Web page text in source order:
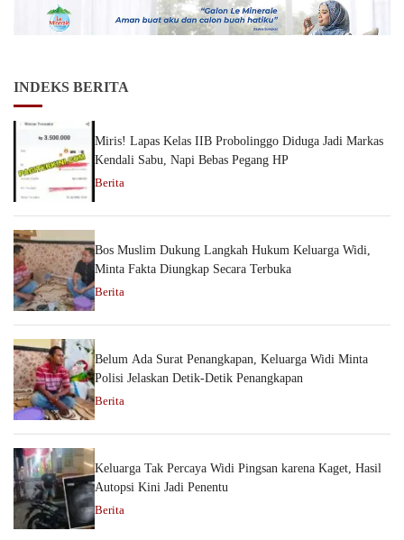
INDEKS BERITA
Miris! Lapas Kelas IIB Probolinggo Diduga Jadi Markas
Kendali Sabu, Napi Bebas Pegang HP
Berita
Bos Muslim Dukung Langkah Hukum Keluarga Widi,
Minta Fakta Diungkap Secara Terbuka
Berita
Belum Ada Surat Penangkapan, Keluarga Widi Minta
Polisi Jelaskan Detik-Detik Penangkapan
Berita
Keluarga Tak Percaya Widi Pingsan karena Kaget, Hasil
Autopsi Kini Jadi Penentu
Berita